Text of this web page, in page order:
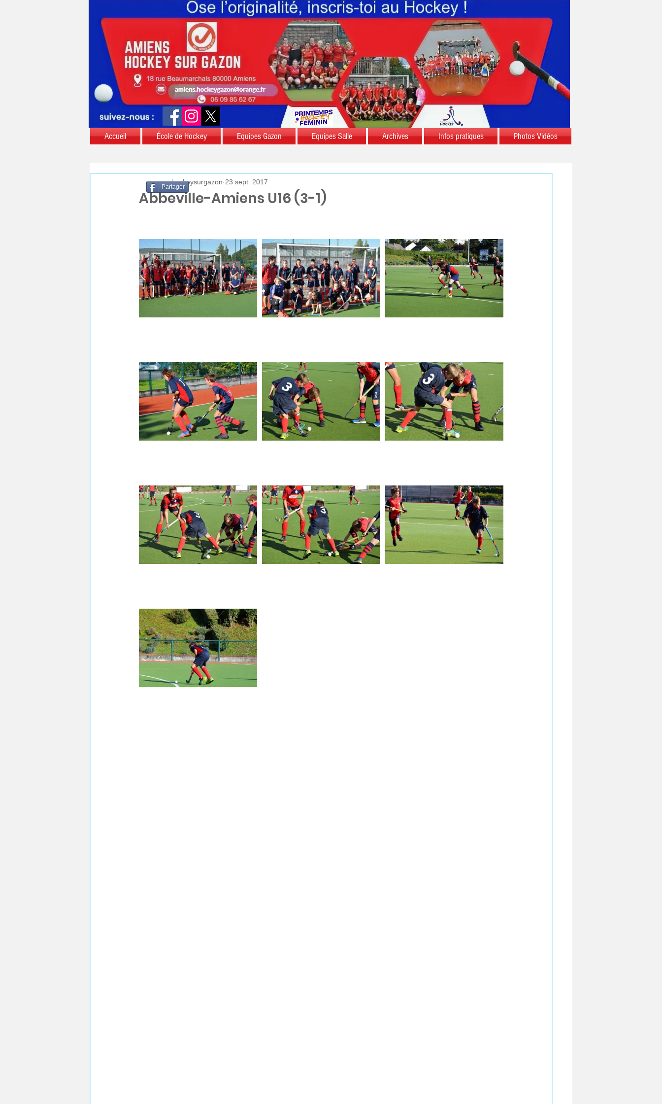
Accueil École de Hockey Equipes Gazon Equipes Salle Archives Infos pratiques Photos Vidéos
Abbeville-Amiens U16 (3-1)
aschockeysurgazon 23 sept. 2017
Partager